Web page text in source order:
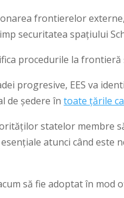
frontierelor
securitatea spațiului
procedurile la
progresive, EES va
de ședere întoate țările
statelor membre
atunci când este
să fie adoptat în mod